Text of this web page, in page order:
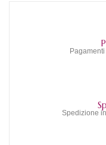
Spedizione